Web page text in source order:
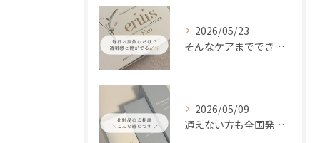
2026/05/23
そんなケアまでできるの！？
2026/05/09
通えない方も全国発送中📦✨